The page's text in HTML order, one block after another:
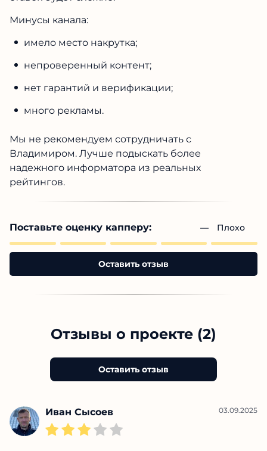
Минусы канала:
имело место накрутка;
непроверенный контент;
нет гарантий и верификации;
много рекламы.
Мы не рекомендуем сотрудничать с
Владимиром. Лучше подыскать более
надежного информатора из реальных
рейтингов.
Поставьте оценку капперу: — Плохо
Оставить отзыв
Отзывы о проекте (2)
Оставить отзыв
Иван Сысоев 03.09.2025